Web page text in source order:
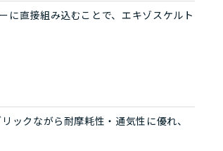
に直接組み込むことで、エキゾスケルト
ックながら耐摩耗性・通気性に優れ、